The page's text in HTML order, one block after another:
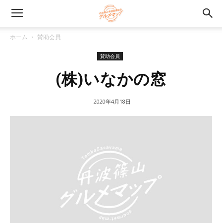
ホーム 賛助会員
賛助会員
(株)いなかの窓
2020年4月18日